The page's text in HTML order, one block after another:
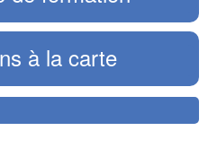
à la carte